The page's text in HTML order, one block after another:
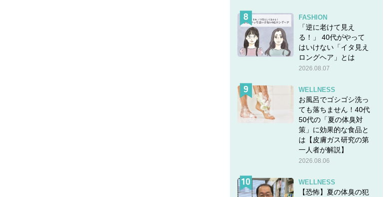
FASHION
「逆に老けて見え
る！」 40代がやって
はいけない「イタ見え
ロングヘア」とは
2026.08.07
WELLNESS
お風呂でゴシゴシ洗っ
ても落ちません！40代
50代の「夏の体臭対
策」に効果的な食品と
は【皮膚ガス研究の第
一人者が解説】
2026.08.06
WELLNESS
【恐怖】夏の体臭の犯